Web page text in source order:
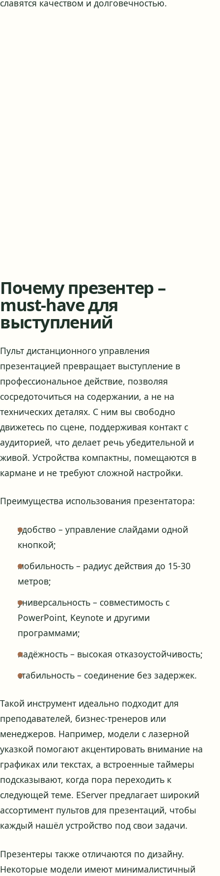
славятся качеством и долговечностью.
Почему презентер –
must-have для
выступлений
Пульт дистанционного управления
презентацией превращает выступление в
профессиональное действие, позволяя
сосредоточиться на содержании, а не на
технических деталях. С ним вы свободно
движетесь по сцене, поддерживая контакт с
аудиторией, что делает речь убедительной и
живой. Устройства компактны, помещаются в
кармане и не требуют сложной настройки.
Преимущества использования презентатора:
удобство – управление слайдами одной
кнопкой;
мобильность – радиус действия до 15-30
метров;
универсальность – совместимость с
PowerPoint, Keynote и другими
программами;
надёжность – высокая отказоустойчивость;
стабильность – соединение без задержек.
Такой инструмент идеально подходит для
преподавателей, бизнес-тренеров или
менеджеров. Например, модели с лазерной
указкой помогают акцентировать внимание на
графиках или текстах, а встроенные таймеры
подсказывают, когда пора переходить к
следующей теме. EServer предлагает широкий
ассортимент пультов для презентаций, чтобы
каждый нашёл устройство под свои задачи.
Презентеры также отличаются по дизайну.
Некоторые модели имеют минималистичный